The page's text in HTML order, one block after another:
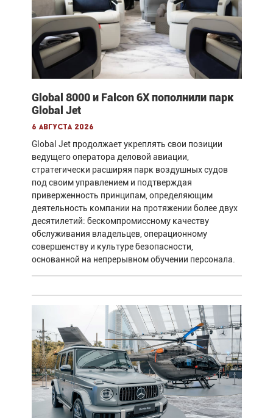
Global 8000 и Falcon 6X пополнили парк
Global Jet
6 августа 2026
Global Jet продолжает укреплять свои позиции
ведущего оператора деловой авиации,
стратегически расширяя парк воздушных судов
под своим управлением и подтверждая
приверженность принципам, определяющим
деятельность компании на протяжении более двух
десятилетий: бескомпромиссному качеству
обслуживания владельцев, операционному
совершенству и культуре безопасности,
основанной на непрерывном обучении персонала.